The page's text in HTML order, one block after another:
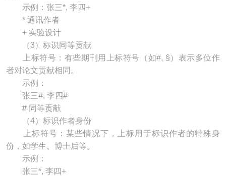
示例：张三*, 李四+
* 通讯作者
+ 实验设计
（3）标识同等贡献
上标符号：有些期刊用上标符号（如#, §）表示多位作
者对论文贡献相同。
示例：
张三#, 李四#
# 同等贡献
（4）标识作者身份
上标符号：某些情况下，上标用于标识作者的特殊身
份，如学生、博士后等。
示例：
张三*, 李四+